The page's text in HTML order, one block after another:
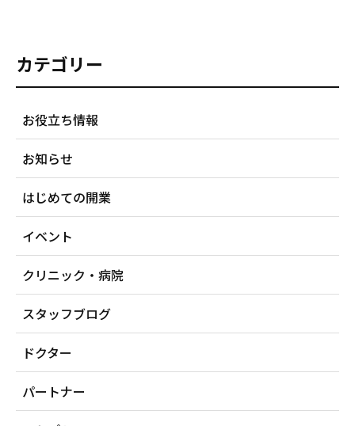
カテゴリー
お役立ち情報
お知らせ
はじめての開業
イベント
クリニック・病院
スタッフブログ
ドクター
パートナー